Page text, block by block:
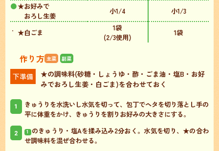
★お好みで
おろし生姜
小1/4 小1/3
★白ごま
1袋
(2/3使用)
1袋
作り方 主菜 副菜
下準備
★の調味料(砂糖・しょうゆ・酢・ごま油・塩B・お好
みでおろし生姜・白ごま)を合わせておく
1
きゅうりを水洗いし水気を切って、包丁でヘタを切り落とし手の
平に体重をかけ、きゅうりを割りお好みの大きさにする。
2 1
のきゅうり・塩Aを揉み込み2分おく。水気を切り、★の合わ
せ調味料を混ぜ合わせる。